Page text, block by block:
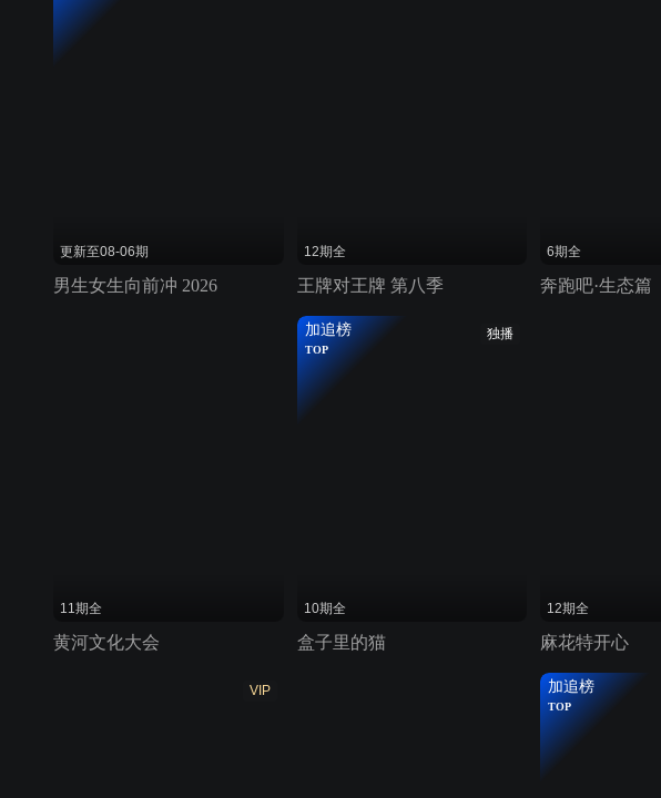
更新至08-06期
男生女生向前冲 2026
12期全
王牌对王牌 第八季
6期全
奔跑吧·生态篇
11期全
黄河文化大会
独播
加追榜
TOP
10期全
盒子里的猫
12期全
麻花特开心
VIP 加追榜
TOP